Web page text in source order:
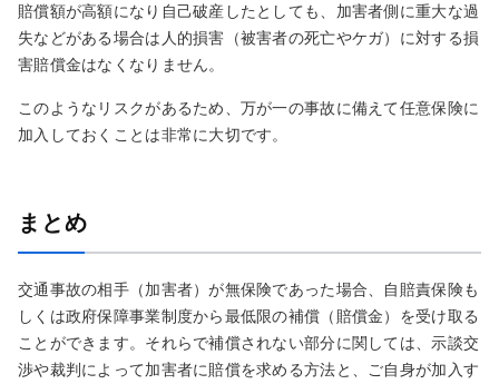
賠償額が高額になり自己破産したとしても、加害者側に重大な過
失などがある場合は人的損害（被害者の死亡やケガ）に対する損
害賠償金はなくなりません。
このようなリスクがあるため、万が一の事故に備えて任意保険に
加入しておくことは非常に大切です。
まとめ
交通事故の相手（加害者）が無保険であった場合、自賠責保険も
しくは政府保障事業制度から最低限の補償（賠償金）を受け取る
ことができます。それらで補償されない部分に関しては、示談交
渉や裁判によって加害者に賠償を求める方法と、ご自身が加入す